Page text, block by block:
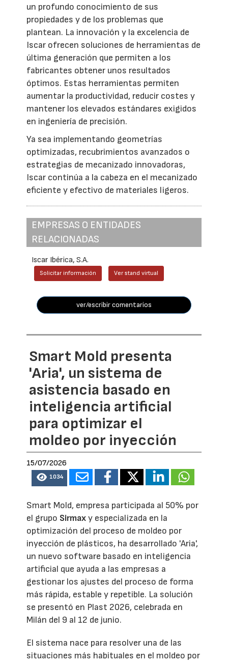
un profundo conocimiento de sus
propiedades y de los problemas que
plantean. La innovación y la excelencia de
Iscar ofrecen soluciones de herramientas de
última generación que permiten a los
fabricantes obtener unos resultados
óptimos. Estas herramientas permiten
aumentar la productividad, reducir costes y
mantener los elevados estándares exigidos
en ingeniería de precisión.
Ya sea implementando geometrías
optimizadas, recubrimientos avanzados o
estrategias de mecanizado innovadoras,
Iscar continúa a la cabeza en el mecanizado
eficiente y efectivo de materiales ligeros.
EMPRESAS O ENTIDADES
RELACIONADAS
Iscar Ibérica, S.A.
Solicitar información Ver stand virtual
ver/escribir comentarios
Smart Mold presenta
'Aria', un sistema de
asistencia basado en
inteligencia artificial
para optimizar el
moldeo por inyección
15/07/2026
1034
Smart Mold, empresa participada al 50% por
el grupo Sirmaxy especializada en la
optimización del proceso de moldeo por
inyección de plásticos, ha desarrollado 'Aria',
un nuevo software basado en inteligencia
artificial que ayuda a las empresas a
gestionar los ajustes del proceso de forma
más rápida, estable y repetible. La solución
se presentó en Plast 2026, celebrada en
Milán del 9 al 12 de junio.
El sistema nace para resolver una de las
situaciones más habituales en el moldeo por